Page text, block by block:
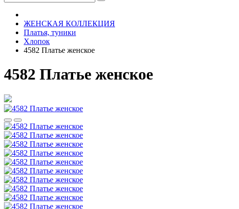
ЖЕНСКАЯ КОЛЛЕКЦИЯ
Платья, туники
Хлопок
4582 Платье женское
4582 Платье женское